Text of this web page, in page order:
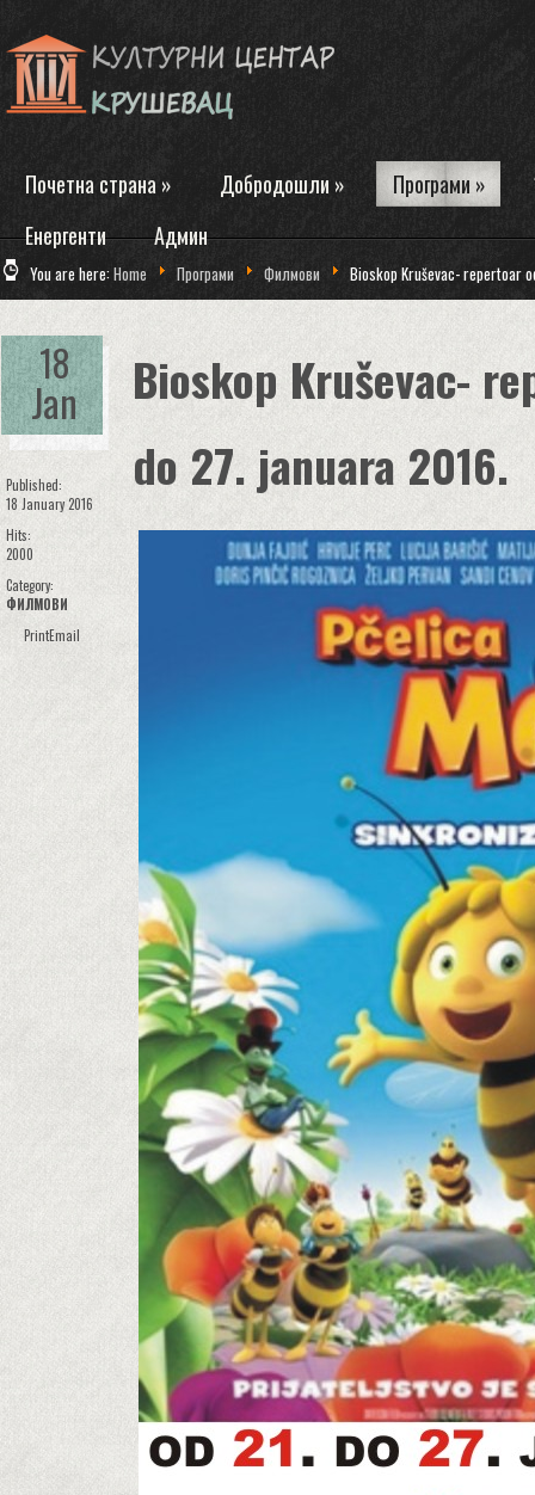
Почетна страна » Добродошли » Програми »
Енергенти
Админ
You are here:Home Програми Филмови Bioskop Kruševac- repertoar
18
Jan
Published:
18 January 2016
Hits:
2000
Category:
ФИЛМОВИ
PrintEmail
Bioskop Kruševac-
do 27. januara 2016.